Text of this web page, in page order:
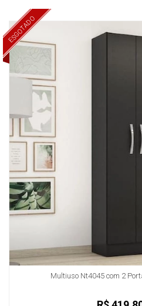
ESGOTADO
Multiuso Nt4045 com 2